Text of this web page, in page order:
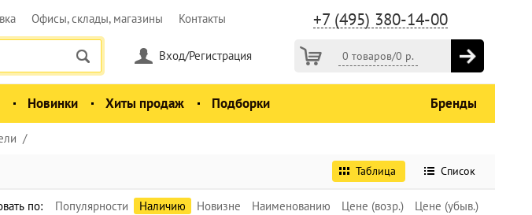
+7 (495) 380-14-00
Офисы, склады, магазины Контакты
0 товаров/0 р.
Вход/Регистрация
Новинки Хиты продаж Подборки Бренды
Таблица Список
по: Популярности Наличию Новизне Наименованию Цене (возр.) Цене (убыв.)